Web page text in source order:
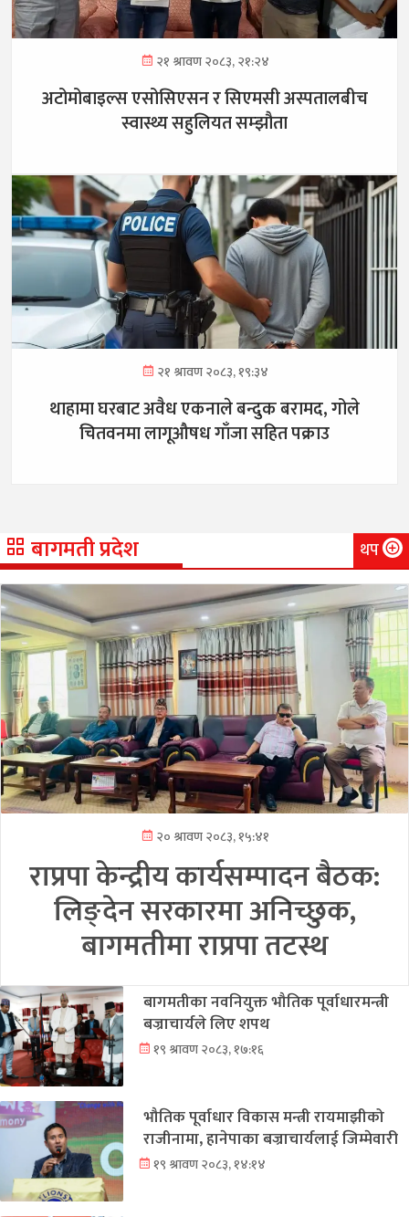
२१ श्रावण २०८३, २१:२४
अटोमोबाइल्स एसोसिएसन र सिएमसी अस्पतालबीच
स्वास्थ्य सहुलियत सम्झौता
२१ श्रावण २०८३, १९:३४
थाहामा घरबाट अवैध एकनाले बन्दुक बरामद, गोले
चितवनमा लागूऔषध गाँजा सहित पक्राउ
बागमती प्रदेश थप
२० श्रावण २०८३, १५:४१
राप्रपा केन्द्रीय कार्यसम्पादन बैठक:
लिङ्देन सरकारमा अनिच्छुक,
बागमतीमा राप्रपा तटस्थ
बागमतीका नवनियुक्त भौतिक पूर्वाधारमन्त्री
बज्राचार्यले लिए शपथ
१९ श्रावण २०८३, १७:१६
भौतिक पूर्वाधार विकास मन्त्री रायमाझीको
राजीनामा, हानेपाका बज्राचार्यलाई जिम्मेवारी
१९ श्रावण २०८३, १४:१४